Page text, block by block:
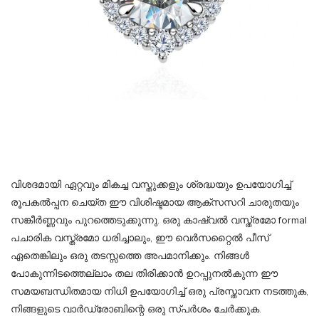
വിശദമായി ഏറ്റവും മികച്ച വസ്തുക്കളും ശ്രദ്ധയും ഉപയോഗിച്ച്
രൂപകൽപ്പന ചെയ്ത ഈ വിശിഷ്ടമായ ആക്സസറി ചാരുതയും
സങ്കീർണ്ണവും പുറത്തെടുക്കുന്നു. ഒരു കാഷ്വൽ വസ്ത്രമോ formal
പചാരിക വസ്ത്രമോ ധരിച്ചാലും, ഈ വെർസറ്റൈൽ പീസ്
ഏതെങ്കിലും ഒരു തടസ്സത്തെ അപമാനിക്കും. നിങ്ങൾ
പോകുന്നിടത്തെല്ലാം തല തിരിക്കാൻ ഉറപ്പുനൽകുന്ന ഈ
സമയബന്ധിതമായ നിധി ഉപയോഗിച്ച് ഒരു പ്രസ്താവന നടത്തുക,
നിങ്ങളുടെ വാർഡ്രോബിന്റെ ഒരു സ്പർശം ചേർക്കുക.